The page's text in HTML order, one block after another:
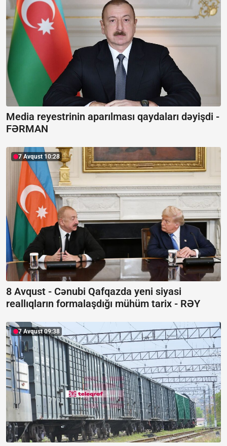
Media reyestrinin aparılması qaydaları dəyişdi -
FƏRMAN
7 Avqust 10:28
8 Avqust - Cənubi Qafqazda yeni siyasi
reallıqların formalaşdığı mühüm tarix - RƏY
7 Avqust 09:38